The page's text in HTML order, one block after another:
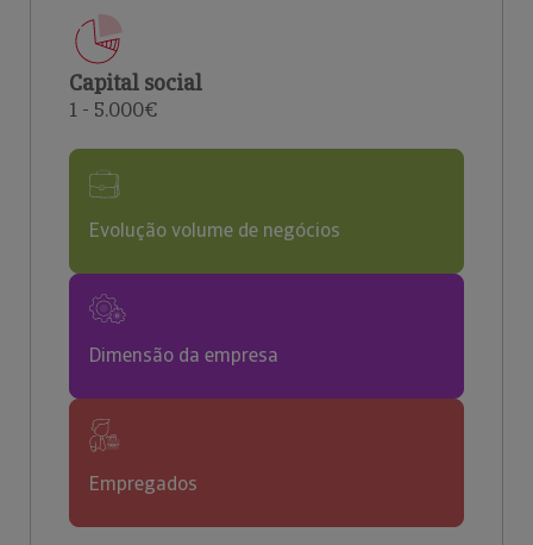
Capital social
1 - 5.000€
Evolução volume de negócios
Dimensão da empresa
Empregados